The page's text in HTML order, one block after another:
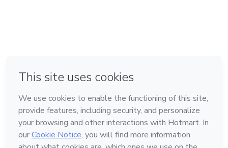
Feito com ❤ em Bogotá
Conheça a Hotmart